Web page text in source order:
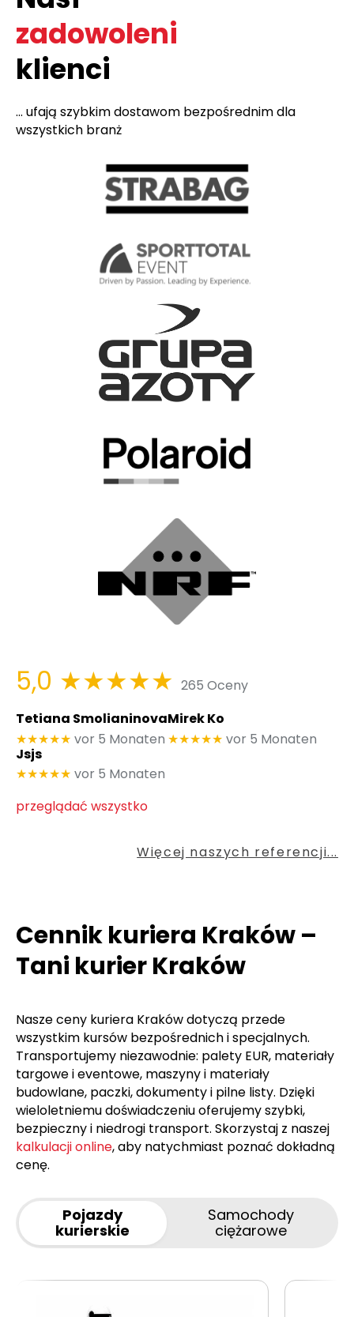
zadowoleni
klienci
... ufają szybkim dostawom bezpośrednim dla
wszystkich branż
5,0 ★★★★★ 265 Oceny
Tetiana Smolianinova
★★★★★ vor 5 Monaten
Mirek Ko
★★★★★ vor 5 Monaten
Jsjs
★★★★★ vor 5 Monaten
przeglądać wszystko
Więcej naszych referencji...
Cennik kuriera Kraków –
Tani kurier Kraków
Nasze ceny kuriera Kraków dotyczą przede
wszystkim kursów bezpośrednich i specjalnych.
Transportujemy niezawodnie: palety EUR, materiały
targowe i eventowe, maszyny i materiały
budowlane, paczki, dokumenty i pilne listy. Dzięki
wieloletniemu doświadczeniu oferujemy szybki,
bezpieczny i niedrogi transport. Skorzystaj z naszej
kalkulacji online, aby natychmiast poznać dokładną
cenę.
Pojazdy
kurierskie
Samochody
ciężarowe